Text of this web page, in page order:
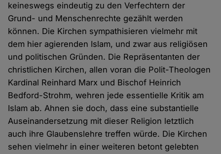
keineswegs eindeutig zu den Verfechtern der
Grund- und Menschenrechte gezählt werden
können. Die Kirchen sympathisieren vielmehr mit
dem hier agierenden Islam, und zwar aus religiösen
und politischen Gründen. Die Repräsentanten der
christlichen Kirchen, allen voran die Polit-Theologen
Kardinal Reinhard Marx und Bischof Heinrich
Bedford-Strohm, wehren jede essentielle Kritik am
Islam ab. Ahnen sie doch, dass eine substantielle
Auseinandersetzung mit dieser Religion letztlich
auch ihre Glaubenslehre treffen würde. Die Kirchen
sehen vielmehr in einer weiteren betont gelebten